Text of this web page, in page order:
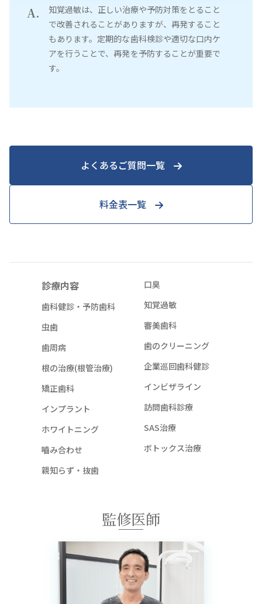
A.
知覚過敏は、正しい治療や予防対策をとること
で改善されることがありますが、再発すること
もあります。定期的な歯科検診や適切な口内ケ
アを行うことで、再発を予防することが重要で
す。
よくあるご質問一覧
料金表一覧
診療内容
歯科健診・予防歯科
虫歯
歯周病
根の治療(根管治療)
矯正歯科
インプラント
ホワイトニング
嚙み合わせ
親知らず・抜歯
口臭
知覚過敏
審美歯科
歯のクリーニング
企業巡回歯科健診
インビザライン
訪問歯科診療
SAS治療
ボトックス治療
監修医師